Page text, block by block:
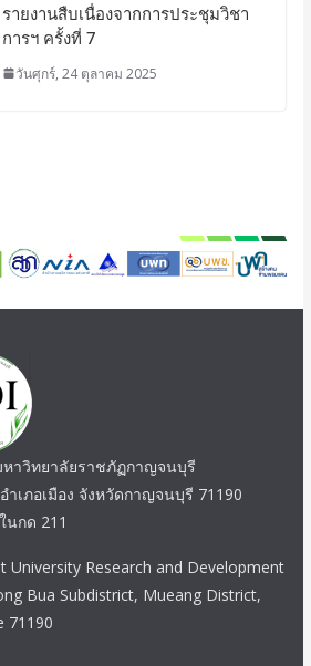
รายงานสืบเนื่องจากการประชุมวิชา
การฯ ครั้งที่ 7
วันศุกร์, 24 ตุลาคม 2025
าวิทยาลัยราชภัฏกาญจนบุรี
เภอเมือง จังหวัดกาญจนบุรี 71190
นกด 211
University Research and Development
Bua Subdistrict, Mueang District,
71190